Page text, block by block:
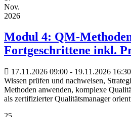
Nov.
2026
Modul 4: QM-
Fortgeschrittene inkl.
17.11.2026 09:00 - 19.11.2026 16:30
Wissen prüfen und nachweisen,
Methoden anwenden, komplexe
als zertifizierter Qualitätsmanager